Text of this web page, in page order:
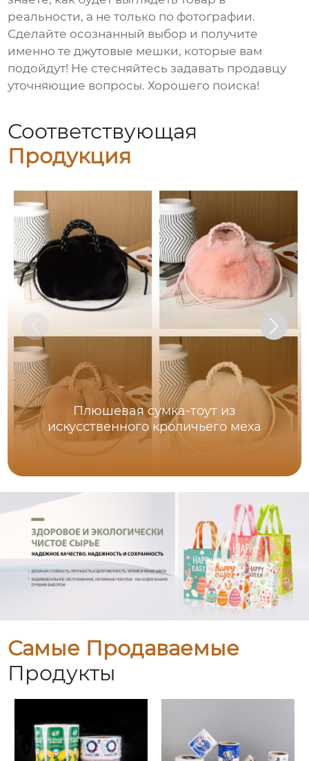
реальности, а не только по фотографии.
Сделайте осознанный выбор и получите
именно те джутовые мешки, которые вам
подойдут! Не стесняйтесь задавать продавцу
уточняющие вопросы. Хорошего поиска!
Соответствующая
Продукция
Плюшевая сумка-тоут из
искусственного кроличьего меха
Самые Продаваемые
Продукты